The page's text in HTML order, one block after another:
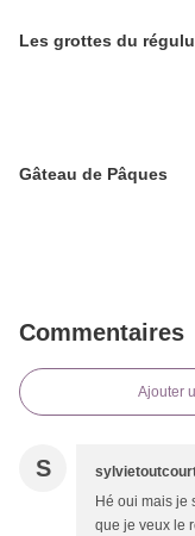
Les grottes du
Gâteau de Pâques
Commentaires
Ajouter
S
Hé oui mais je
que je veux le